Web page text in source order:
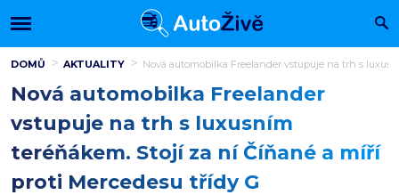
DOMŮ AKTUALITY Nová automobilka Freelander vstupuje na trh s
Nová automobilka Freelander
vstupuje na trh s luxusním
teréňákem. Stojí za ní Číňané a míří
proti Mercedesu třídy G